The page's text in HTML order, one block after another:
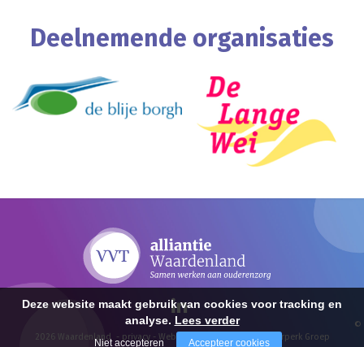
Deelnemende organisaties
©
2026 Waardenland - privacy- Website realisatie door Vanderperk Groep
Deze website maakt gebruik van cookies voor tracking en
analyse. Lees verder
Niet accepteren Accepteer cookies